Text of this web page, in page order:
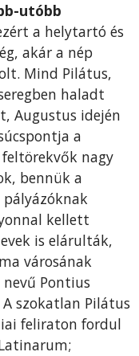
utóbb
a helytartó és
akár a nép
Mind Pilátus,
haladt
Augustus idején
a
nagy
bennük a
kellett
is elárulták,
városának
nevű Pontius
szokatlan Pilátus
feliraton fordul